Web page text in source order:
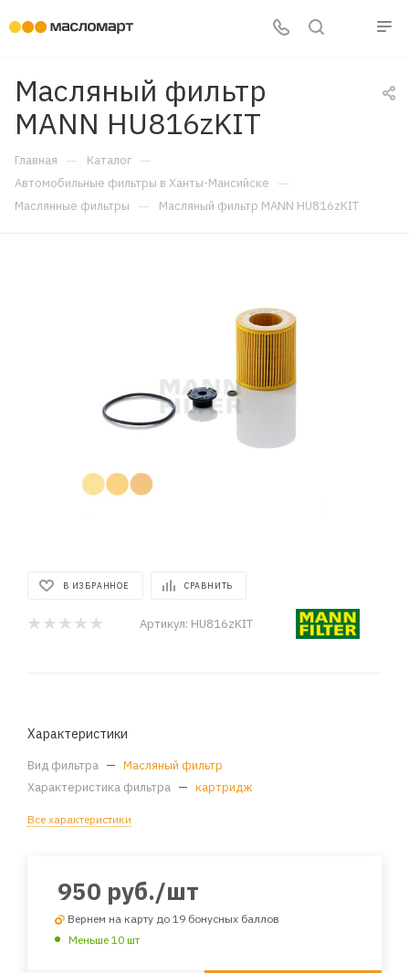
Масляный фильтр
MANN HU816zKIT
Главная — Каталог —
Автомобильные фильтры в Ханты-Мансийске —
Маслянные фильтры — Масляный фильтр MANN HU816zKIT
В ИЗБРАННОЕ СРАВНИТЬ
Артикул: HU816zKIT
Характеристики
Вид фильтра — Масляный фильтр
Характеристика фильтра — картридж
Все характеристики
950 руб./шт
Вернем на карту до 19 бонусных баллов
Меньше 10 шт